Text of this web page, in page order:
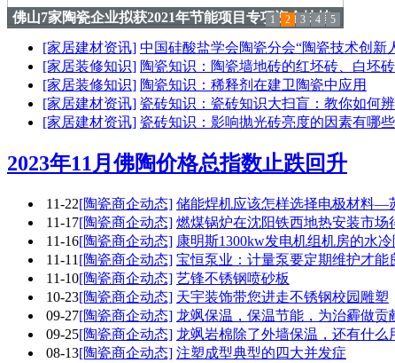
佛山7家陶瓷企业拟获2021年节能项目专项资金扶持
1 2 3 4 5
[家居建材资讯] 中国硅酸盐学会陶瓷分会“陶瓷技术创新
[家居装修知识] 陶瓷知识：陶瓷墙地砖的红坯砖、白坯砖
[家居装修知识] 陶瓷知识：稀释剂在建卫陶瓷中应用
[家居建材资讯] 瓷砖知识：瓷砖知识大扫盲：教你如何
[家居建材资讯] 瓷砖知识：影响抛光砖亮度的因素有哪
2023年11月佛陶价格总指数止跌回升
11-22[陶瓷商企动态] 储能焊机应该怎样选择电极材料—
11-17[陶瓷商企动态] 燃煤锅炉在沈阳铁西地热安装市场
11-16[陶瓷商企动态] 康明斯1300kw发电机组机房的水
11-11 [陶瓷商企动态] 宝恒泵业：计量泵要定期维护才能
11-10[陶瓷商企动态] 艺锋不锈钢喷砂板
10-23[陶瓷商企动态] 天宇装饰带您进走不锈钢校园雕塑
09-27[陶瓷商企动态] 龙飒保温，保温节能，为治霾做贡
09-25[陶瓷商企动态] 龙飒岩棉除了外墙保温，还有什么
08-13[陶瓷商企动态] 注塑成型典型的四大并发症